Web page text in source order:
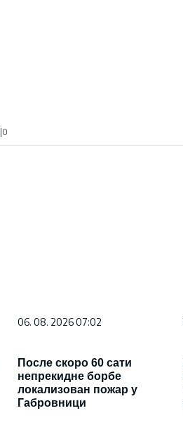
0
06. 08. 2026 07:02
После скоро 60 сати
непрекидне борбе
локализован пожар у
Габровници